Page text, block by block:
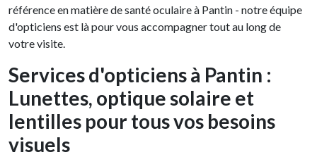
référence en matière de santé oculaire à Pantin - notre équipe
d'opticiens est là pour vous accompagner tout au long de
votre visite.
Services d'opticiens à Pantin :
Lunettes, optique solaire et
lentilles pour tous vos besoins
visuels